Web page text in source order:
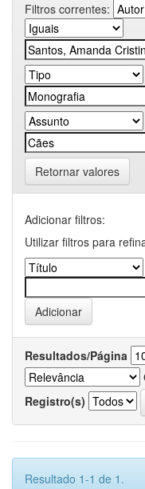
Filtros correntes:
Retornar valores
Adicionar filtros:
Utilizar filtros para
Resultados/Página
Registro(s)
Resultado 1-1 de 1.